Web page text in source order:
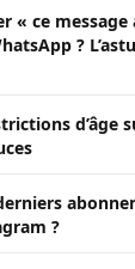
« ce message
?
d’âge
?